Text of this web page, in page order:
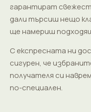
гарантират
дали търсиш нещо
ще намериш
С експресната ни
сигурен, че
получателя си
по-специален.